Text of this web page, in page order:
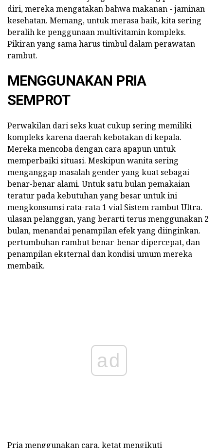
diri, mereka mengatakan bahwa makanan - jaminan
kesehatan. Memang, untuk merasa baik, kita sering
beralih ke penggunaan multivitamin kompleks.
Pikiran yang sama harus timbul dalam perawatan
rambut.
MENGGUNAKAN PRIA
SEMPROT
Perwakilan dari seks kuat cukup sering memiliki
kompleks karena daerah kebotakan di kepala.
Mereka mencoba dengan cara apapun untuk
memperbaiki situasi. Meskipun wanita sering
menganggap masalah gender yang kuat sebagai
benar-benar alami. Untuk satu bulan pemakaian
teratur pada kebutuhan yang besar untuk ini
mengkonsumsi rata-rata 1 vial Sistem rambut Ultra.
ulasan pelanggan, yang berarti terus menggunakan 2
bulan, menandai penampilan efek yang diinginkan.
pertumbuhan rambut benar-benar dipercepat, dan
penampilan eksternal dan kondisi umum mereka
membaik.
ad
Pria menggunakan cara, ketat mengikuti